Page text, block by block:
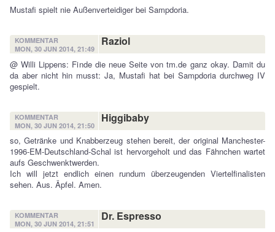
Mustafi spielt nie Außenverteidiger bei Sampdoria.
KOMMENTAR
MON, 30 JUN 2014, 21:49
Raziol
@ Willi Lippens: Finde die neue Seite von tm.de ganz okay. Damit du
da aber nicht hin musst: Ja, Mustafi hat bei Sampdoria durchweg IV
gespielt.
KOMMENTAR
MON, 30 JUN 2014, 21:50
Higgibaby
so, Getränke und Knabberzeug stehen bereit, der original Manchester-
1996-EM-Deutschland-Schal ist hervorgeholt und das Fähnchen wartet
aufs Geschwenktwerden.
Ich will jetzt endlich einen rundum überzeugenden Viertelfinalisten
sehen. Aus. Äpfel. Amen.
KOMMENTAR
MON, 30 JUN 2014, 21:51
Dr. Espresso